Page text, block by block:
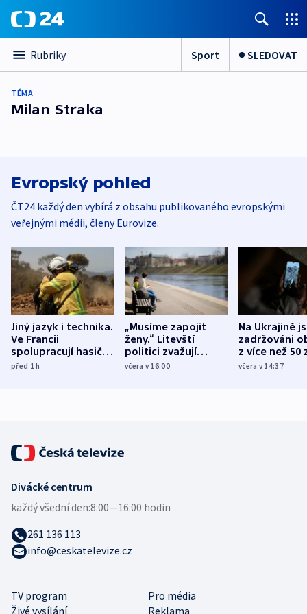
Rubriky Sport SLEDOVAT
TÉMA
Milan Straka
Evropský pohled
ČT24 každý den vybírá z obsahu publikovaného evropskými
veřejnými médii, členy Eurovize.
Jiný jazyk i technika.
Ve Francii
spolupracují hasiči z
různých zemí
před 1h
„Musíme zapojit
ženy.“ Litevští
politici zvažují
dohodu o
včera v 16:00
Na Ukrajině
zadržováni
z více než 50
Bojovali na
včera v 14:37
TV program
Pro média
Živé vysílání
Reklama
Divácké centrum
každý všední den:8:00—16:00 hodin
261 136 113
info@ceskatelevize.cz